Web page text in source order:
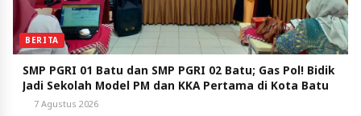
BERITA
SMP PGRI 01 Batu dan SMP PGRI 02 Batu; Gas Pol! Bidik
Jadi Sekolah Model PM dan KKA Pertama di Kota Batu
7 Agustus 2026